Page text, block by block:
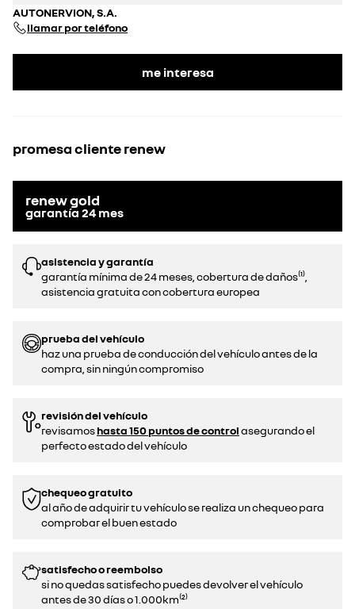
AUTONERVION, S.A.
llamar por teléfono
me interesa
promesa cliente renew
renew gold
garantía 24 mes
asistencia y garantía
garantía mínima de 24 meses, cobertura de daños⁽¹⁾,
asistencia gratuita con cobertura europea
prueba del vehículo
haz una prueba de conducción del vehículo antes de la
compra, sin ningún compromiso
revisión del vehículo
revisamoshasta 150 puntos de controlasegurando el
perfecto estado del vehículo
chequeo gratuito
al año de adquirir tu vehículo se realiza un chequeo para
comprobar el buen estado​​
satisfecho o reembolso
si no quedas satisfecho puedes devolver el vehículo
antes de 30 días o 1.000km⁽²⁾